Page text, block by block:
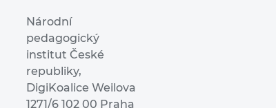
Národní
pedagogický
institut České
republiky,
DigiKoalice Weilova
1271/6 102 00 Praha